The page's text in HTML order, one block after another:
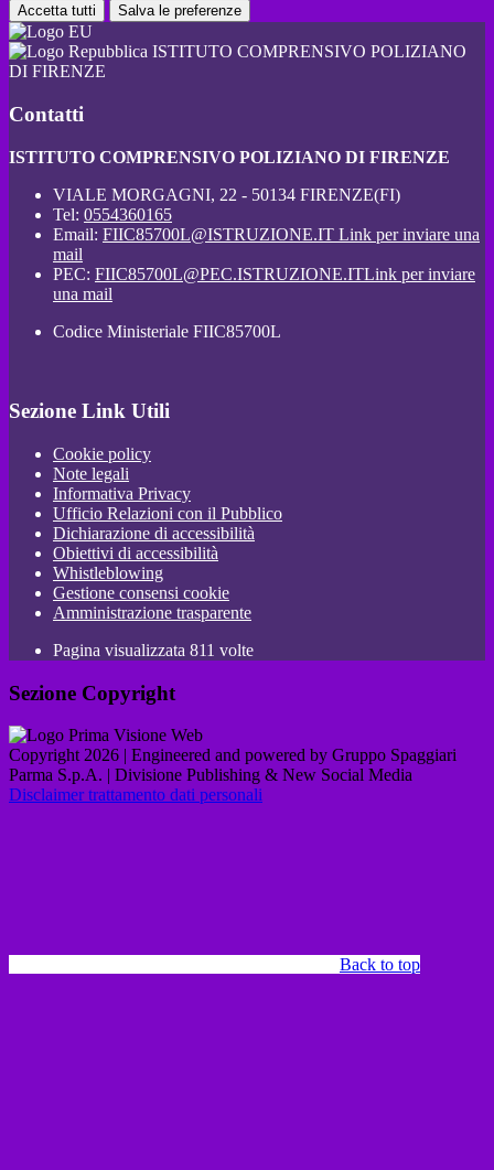
Accetta tutti Salva le preferenze
ISTITUTO COMPRENSIVO POLIZIANO
DI FIRENZE
Contatti
ISTITUTO COMPRENSIVO POLIZIANO DI FIRENZE
VIALE MORGAGNI, 22 - 50134 FIRENZE(FI)
Tel: 0554360165
Email: FIIC85700L@ISTRUZIONE.IT Link per inviare una
mail
PEC: FIIC85700L@PEC.ISTRUZIONE.ITLink per inviare
una mail
Codice Ministeriale FIIC85700L
Sezione Link Utili
Cookie policy
Note legali
Informativa Privacy
Ufficio Relazioni con il Pubblico
Dichiarazione di accessibilità
Obiettivi di accessibilità
Whistleblowing
Gestione consensi cookie
Amministrazione trasparente
Pagina visualizzata 811 volte
Sezione Copyright
Copyright 2026 | Engineered and powered by Gruppo Spaggiari
Parma S.p.A. | Divisione Publishing & New Social Media
Disclaimer trattamento dati personali
Back to top